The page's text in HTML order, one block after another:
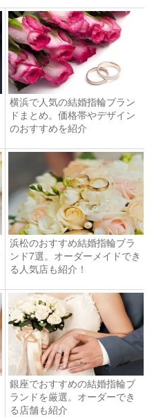
横浜で人気の結婚指輪ブラン
ドまとめ。価格帯やデザイン
のおすすめを紹介
浜松のおすすめ結婚指輪ブラ
ンド7選。オーダーメイドでき
る人気店も紹介！
銀座でおすすめの結婚指輪ブ
ランドを厳選。オーダーでき
る店舗も紹介